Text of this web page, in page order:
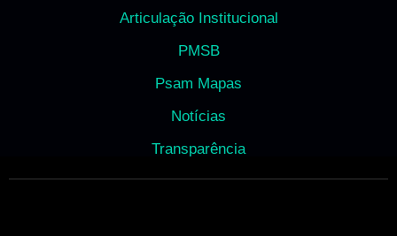
Articulação Institucional
PMSB
Psam Mapas
Notícias
Transparência